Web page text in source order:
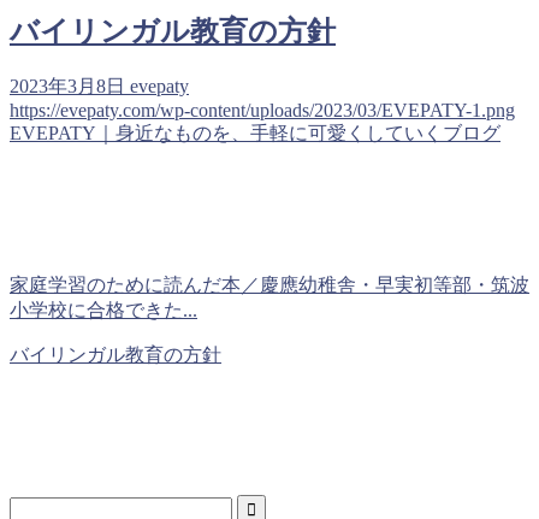
バイリンガル教育の方針
2023年3月8日 evepaty
https://evepaty.com/wp-content/uploads/2023/03/EVEPATY-1.png
EVEPATY｜身近なものを、手軽に可愛くしていくブログ
家庭学習のために読んだ本／慶應幼稚舎・早実初等部・筑波
小学校に合格できた...
バイリンガル教育の方針